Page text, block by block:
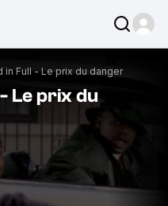
in Full - Le prix du danger
Le prix du